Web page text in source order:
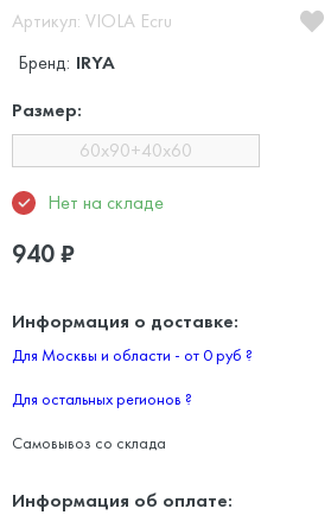
Артикул: VIOLA Ecru
Бренд: IRYA
Размер:
60x90+40x60
Нет на складе
940₽
Информация о доставке:
Для Москвы и области - от 0 руб ?
Для остальных регионов ?
Самовывоз со склада
Информация об оплате: